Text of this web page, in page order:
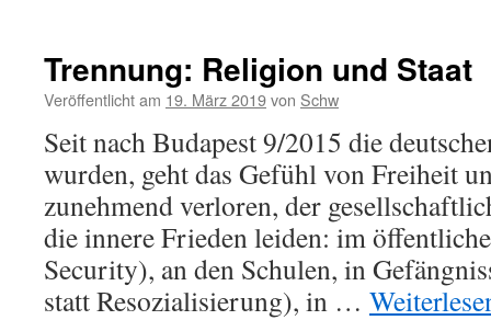
Trennung: Religion und Staat
Veröffentlicht am 19. März 2019von Schw
Seit nach Budapest 9/2015 die
wurden, geht das Gefühl von Freiheit
zunehmend verloren, der
die innere Frieden leiden: im
Security), an den Schulen, in
statt Resozialisierung), in …